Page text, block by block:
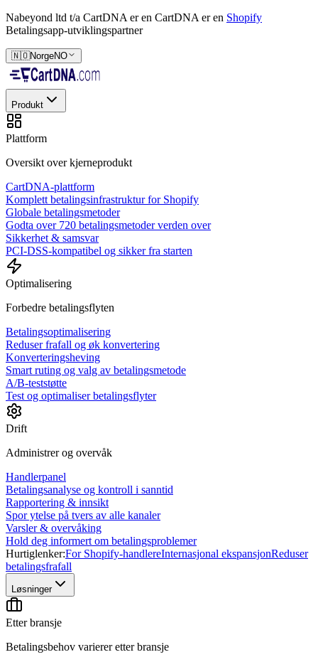
Nabeyond ltd t/a CartDNA er en CartDNA er en Shopify
Betalingsapp-utviklingspartner
🇳🇴NorgeNO
Produkt
Plattform
Oversikt over kjerneprodukt
CartDNA-plattform
Komplett betalingsinfrastruktur for Shopify
Globale betalingsmetoder
Godta over 720 betalingsmetoder verden over
Sikkerhet & samsvar
PCI-DSS-kompatibel og sikker fra starten
Optimalisering
Forbedre betalingsflyten
Betalingsoptimalisering
Reduser frafall og øk konvertering
Konverteringsheving
Smart ruting og valg av betalingsmetode
A/B-teststøtte
Test og optimaliser betalingsflyter
Drift
Administrer og overvåk
Handlerpanel
Betalingsanalyse og kontroll i sanntid
Rapportering & innsikt
Spor ytelse på tvers av alle kanaler
Varsler & overvåking
Hold deg informert om betalingsproblemer
Hurtiglenker:For Shopify-handlereInternasjonal ekspansjonReduser
betalingsfrafall
Løsninger
Etter bransje
Betalingsbehov varierer etter bransje